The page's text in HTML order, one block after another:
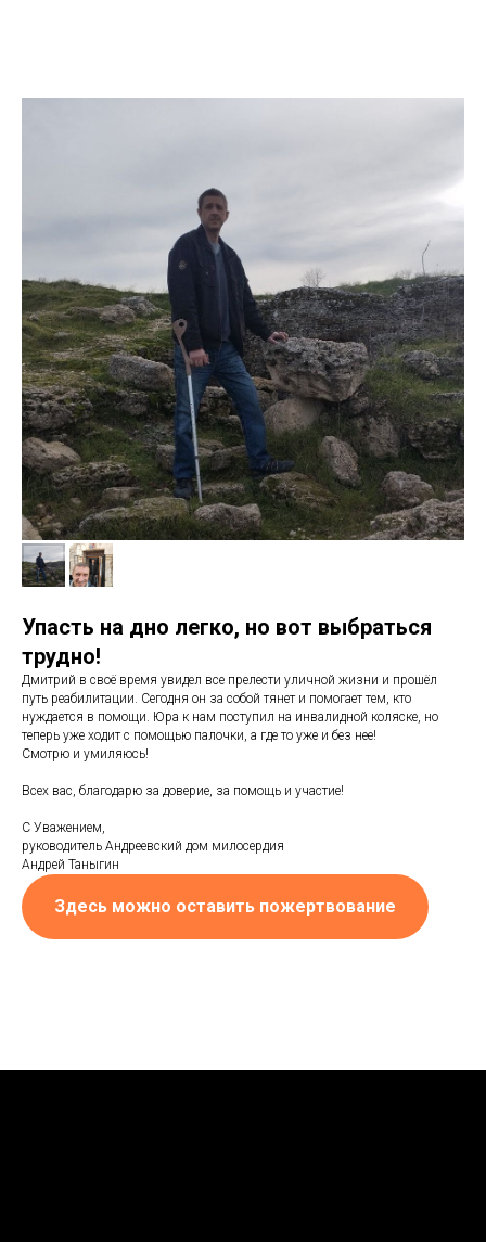
Упасть на дно легко, но вот выбраться
трудно!
Дмитрий в своё время увидел все прелести уличной жизни и прошёл
путь реабилитации. Сегодня он за собой тянет и помогает тем, кто
нуждается в помощи. Юра к нам поступил на инвалидной коляске, но
теперь уже ходит с помощью палочки, а где то уже и без нее!
Смотрю и умиляюсь!
Всех вас, благодарю за доверие, за помощь и участие!
С Уважением,
руководитель Андреевский дом милосердия
Андрей Таныгин
Здесь можно оставить пожертвование